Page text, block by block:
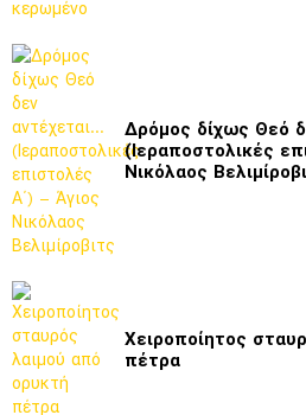
Δρόμος δίχως Θεό
(Ιεραποστολικές
Νικόλαος
Χειροποίητος
πέτρα